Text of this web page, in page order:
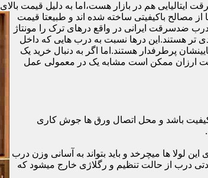
هم در بازار هست،اما به دلیل قیمت
مصالح باکیفیتی ساخته شده اند و طبیعتا قیمت
درب ضدسرقت ایرانی در واقع درهای ترک را مونتاژ
تر هستند.این درها نسبت به درب هایی که داخل
پرطرفدار هستند.اما اگر به دنبال خرید یک
ارزان ممکن است مشابه یک در معمولی عمل
باشد و محل اتصال ورق ها جوش کاری
لولا ها میچرخد و باید بتواند به آسانی وزن درب
درب از حالت تنظیم و رگلاژی خارج میشود که